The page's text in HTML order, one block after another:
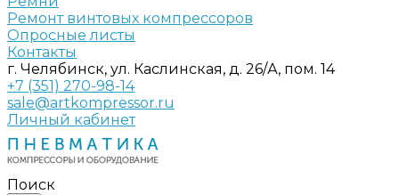
Ремонт винтовых компрессоров
Опросные листы
Контакты
г. Челябинск, ул. Каслинская, д. 26/А, пом. 14
+7 (351) 270-98-14
sale@artkompressor.ru
Личный кабинет
Поиск